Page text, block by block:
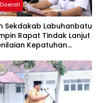
Daerah
Sekdakab Labuhanbatu
Rapat Tindak Lanjut
Kepatuhan
RI 2026